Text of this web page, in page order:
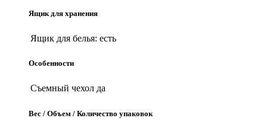
Ящик для хранения
Ящик для белья: есть
Особенности
Съемный чехол да
Вес / Объем / Количество упаковок